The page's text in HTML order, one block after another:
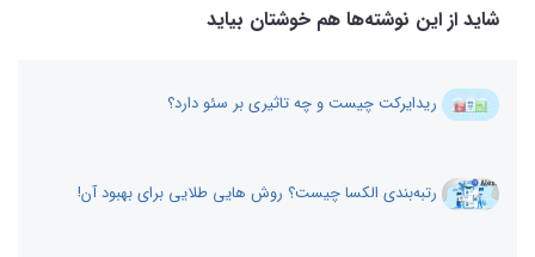
شاید از این نوشته‌ها هم خوشتان بیاید
ریدایرکت چیست و چه تاثیری بر سئو دارد؟
رتبه‌بندی الکسا چیست؟ روش هایی طلایی برای بهبود آن!